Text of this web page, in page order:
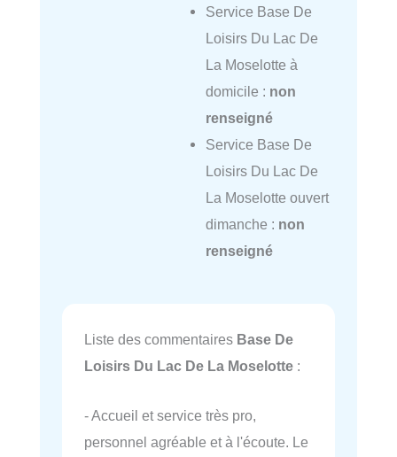
Service Base De
Loisirs Du Lac De
La Moselotte à
domicile : non
renseigné
Service Base De
Loisirs Du Lac De
La Moselotte ouvert
dimanche : non
renseigné
Liste des commentaires Base De
Loisirs Du Lac De La Moselotte :
- Accueil et service très pro,
personnel agréable et à l'écoute. Le